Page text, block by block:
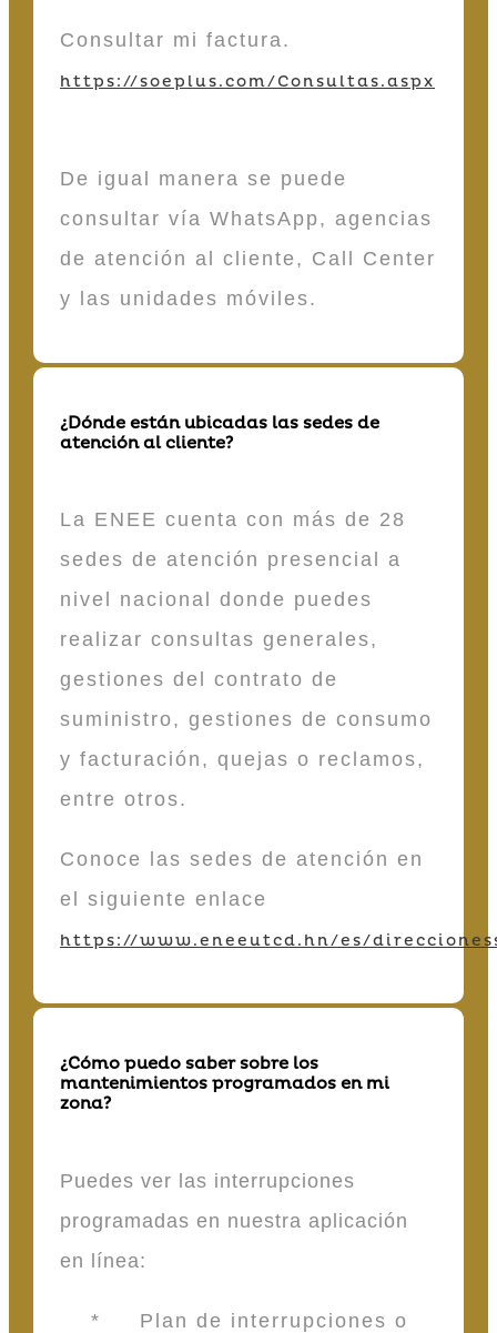
Consultar mi factura.
https://soeplus.com/Consultas.aspx
De igual manera se puede
consultar vía WhatsApp, agencias
de atención al cliente, Call Center
y las unidades móviles.
¿Dónde están ubicadas las sedes de
atención al cliente?
La ENEE cuenta con más de 28
sedes de atención presencial a
nivel nacional donde puedes
realizar consultas generales,
gestiones del contrato de
suministro, gestiones de consumo
y facturación, quejas o reclamos,
entre otros.
Conoce las sedes de atención en
el siguiente enlace
https://www.eneeutcd.hn/es/
¿Cómo puedo saber sobre los
mantenimientos programados en mi
zona?
Puedes ver las interrupciones
programadas en nuestra aplicación
en línea:
* Plan de interrupciones o